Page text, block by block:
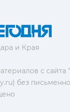
и Края
с сайта
без